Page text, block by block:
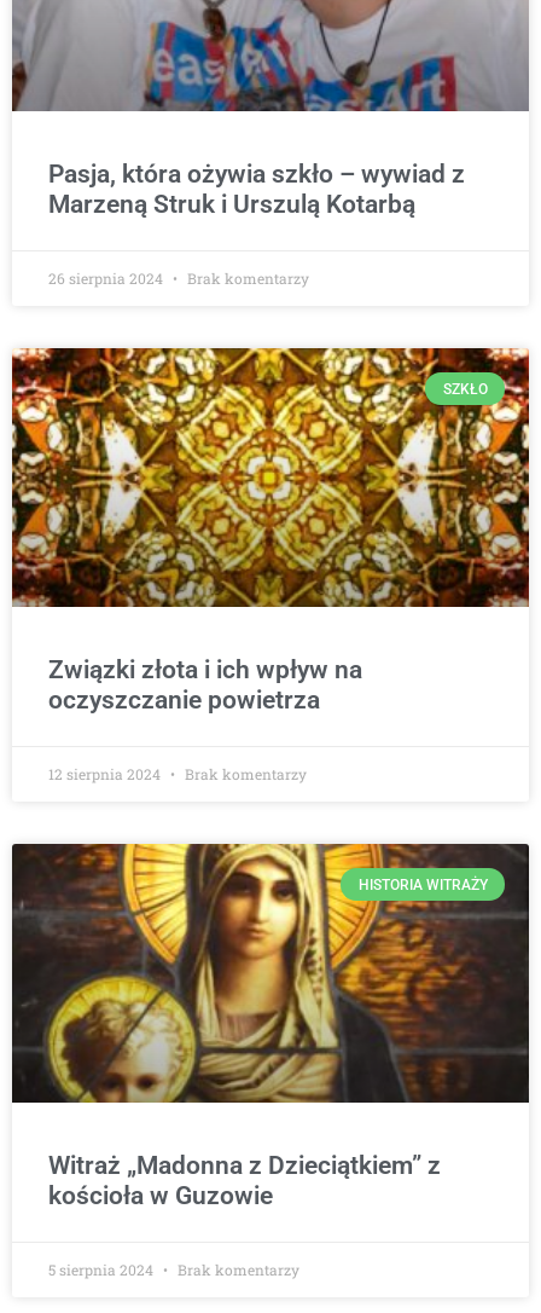
Pasja, która ożywia szkło – wywiad z
Marzeną Struk i Urszulą Kotarbą
26 sierpnia 2024 Brak komentarzy
SZKŁO
Związki złota i ich wpływ na
oczyszczanie powietrza
12 sierpnia 2024 Brak komentarzy
HISTORIA WITRAŻY
Witraż „Madonna z Dzieciątkiem” z
kościoła w Guzowie
5 sierpnia 2024 Brak komentarzy